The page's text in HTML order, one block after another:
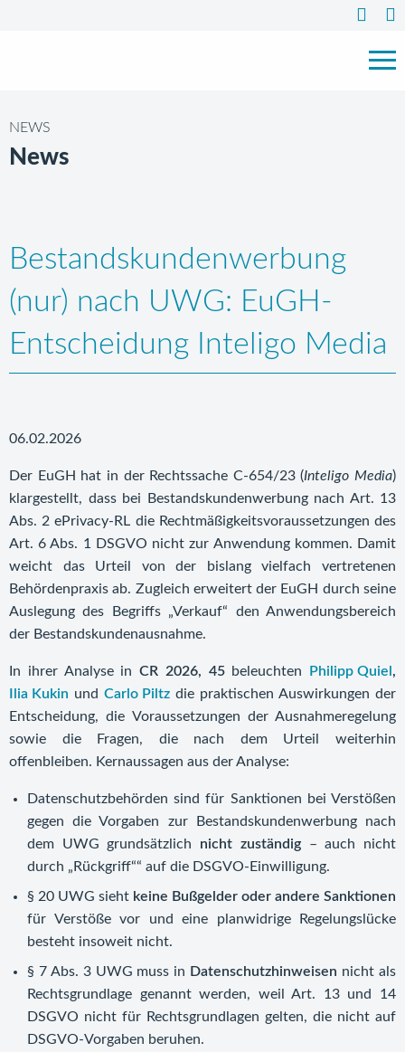
NEWS
News
Bestandskundenwerbung
(nur) nach UWG: EuGH-
Entscheidung Inteligo Media
06.02.2026
Der EuGH hat in der Rechtssache C-654/23 (Inteligo Media)
klargestellt, dass bei Bestandskundenwerbung nach Art. 13
Abs. 2 ePrivacy-RL die Rechtmäßigkeitsvoraussetzungen des
Art. 6 Abs. 1 DSGVO nicht zur Anwendung kommen. Damit
weicht das Urteil von der bislang vielfach vertretenen
Behördenpraxis ab. Zugleich erweitert der EuGH durch seine
Auslegung des Begriffs „Verkauf“ den Anwendungsbereich
der Bestandskundenausnahme.
In ihrer Analyse in CR 2026, 45beleuchten Philipp Quiel ,
Ilia Kukin und Carlo Piltz die praktischen Auswirkungen der
Entscheidung, die Voraussetzungen der Ausnahmeregelung
sowie die Fragen, die nach dem Urteil weiterhin
offenbleiben. Kernaussagen aus der Analyse:
Datenschutzbehörden sind für Sanktionen bei Verstößen
gegen die Vorgaben zur Bestandskundenwerbung nach
dem UWG grundsätzlich nicht zuständig– auch nicht
durch „Rückgriff““ auf die DSGVO‑Einwilligung.
§ 20 UWG sieht keine Bußgelder oder andere Sanktionen
für Verstöße vor und eine planwidrige Regelungslücke
besteht insoweit nicht.
§ 7 Abs. 3 UWG muss in Datenschutzhinweisen nicht als
Rechtsgrundlage genannt werden, weil Art. 13 und 14
DSGVO nicht für Rechtsgrundlagen gelten, die nicht auf
DSGVO‑Vorgaben beruhen.